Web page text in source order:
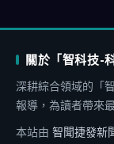
關於「智科技-
深耕綜合領域的「
報導，為讀者帶來
本站由 智聞捷發新